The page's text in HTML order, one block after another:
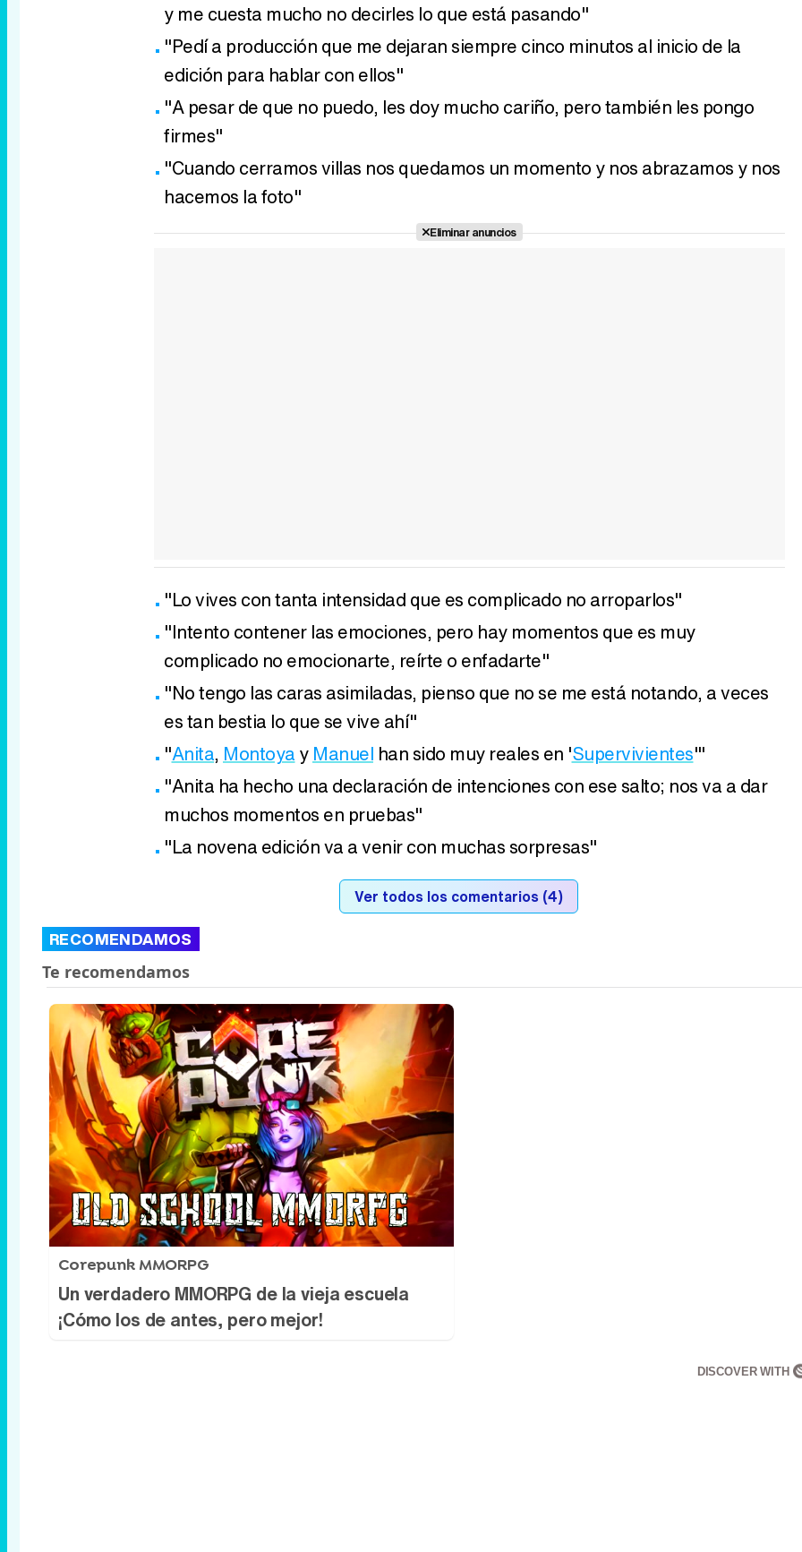
y me cuesta mucho no decirles lo que está pasando"
"Pedí a producción que me dejaran siempre cinco minutos al inicio de la
edición para hablar con ellos"
"A pesar de que no puedo, les doy mucho cariño, pero también les pongo
firmes"
"Cuando cerramos villas nos quedamos un momento y nos abrazamos y nos
hacemos la foto"
Eliminar anuncios
"Lo vives con tanta intensidad que es complicado no arroparlos"
"Intento contener las emociones, pero hay momentos que es muy
complicado no emocionarte, reírte o enfadarte"
"No tengo las caras asimiladas, pienso que no se me está notando, a veces
es tan bestia lo que se vive ahí"
"Anita, Montoya y Manuel han sido muy reales en 'Supervivientes'"
"Anita ha hecho una declaración de intenciones con ese salto; nos va a dar
muchos momentos en pruebas"
"La novena edición va a venir con muchas sorpresas"
Ver todos los comentarios (4)
RECOMENDAMOS
Corepunk MMORPG
Un verdadero MMORPG de la vieja escuela
¡Cómo los de antes, pero mejor!
DISCOVER WITH